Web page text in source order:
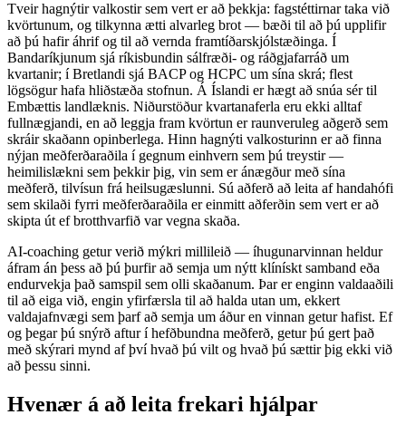
Tveir hagnýtir valkostir sem vert er að þekkja: fagstéttirnar taka við
kvörtunum, og tilkynna ætti alvarleg brot — bæði til að þú upplifir
að þú hafir áhrif og til að vernda framtíðarskjólstæðinga. Í
Bandaríkjunum sjá ríkisbundin sálfræði- og ráðgjafarráð um
kvartanir; í Bretlandi sjá BACP og HCPC um sína skrá; flest
lögsögur hafa hliðstæða stofnun. Á Íslandi er hægt að snúa sér til
Embættis landlæknis. Niðurstöður kvartanaferla eru ekki alltaf
fullnægjandi, en að leggja fram kvörtun er raunveruleg aðgerð sem
skráir skaðann opinberlega. Hinn hagnýti valkosturinn er að finna
nýjan meðferðaraðila í gegnum einhvern sem þú treystir —
heimilislækni sem þekkir þig, vin sem er ánægður með sína
meðferð, tilvísun frá heilsugæslunni. Sú aðferð að leita af handahófi
sem skilaði fyrri meðferðaraðila er einmitt aðferðin sem vert er að
skipta út ef brotthvarfið var vegna skaða.
AI-coaching getur verið mýkri millileið — íhugunarvinnan heldur
áfram án þess að þú þurfir að semja um nýtt klínískt samband eða
endurvekja það samspil sem olli skaðanum. Þar er enginn valdaaðili
til að eiga við, engin yfirfærsla til að halda utan um, ekkert
valdajafnvægi sem þarf að semja um áður en vinnan getur hafist. Ef
og þegar þú snýrð aftur í hefðbundna meðferð, getur þú gert það
með skýrari mynd af því hvað þú vilt og hvað þú sættir þig ekki við
að þessu sinni.
Hvenær á að leita frekari hjálpar